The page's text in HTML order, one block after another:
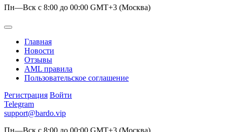
Пн—Вск с 8:00 до 00:00 GMT+3 (Москва)
Главная
Новости
Отзывы
AML правила
Пользовательское соглашение
Регистрация Войти
Telegram
support@bardo.vip
Пн—Вск с 8:00 до 00:00 GMT+3 (Москва)